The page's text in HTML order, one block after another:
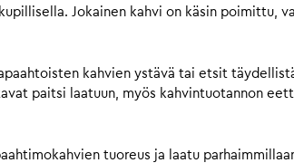
Jokainen kahvi on käsin
kahvien ystävä tai etsit
paitsi laatuun, myös kahvintuotannon
tuoreus ja laatu